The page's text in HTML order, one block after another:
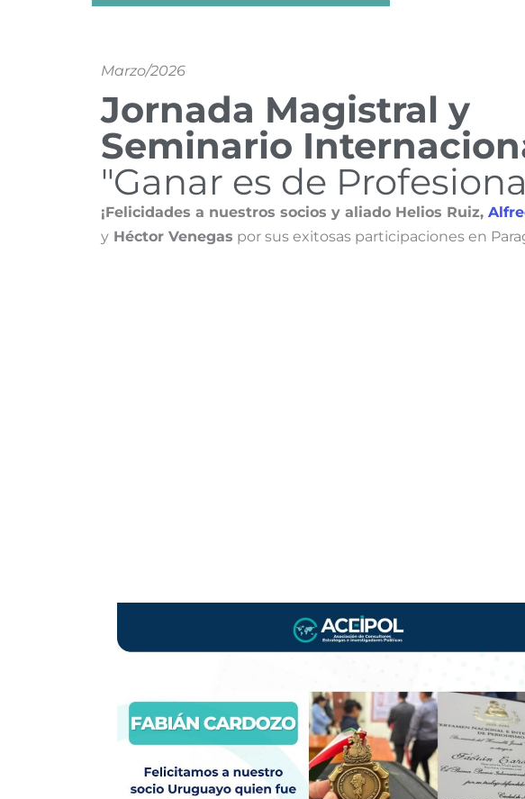
Marzo/2026
Jornada Magistral y
Seminario
"Ganar es de
¡Felicidades a nuestros socios y aliado Helios Ruiz,
y Héctor Venegas por sus exitosas participaciones en